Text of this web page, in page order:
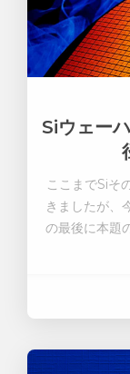
Siウェー
ここまでSiそ
きましたが、
の最後に本題